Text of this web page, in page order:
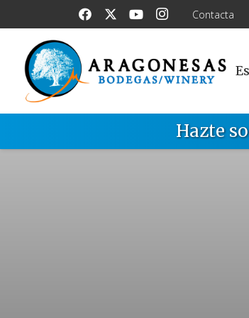
Contacta
Hazte